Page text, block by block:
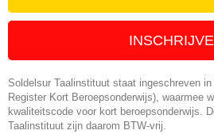
Soldelsur Taalinstituut staat ingeschreven in
Register Kort Beroepsonderwijs), waarmee
kwaliteitscode voor kort beroepsonderwijs.
Taalinstituut zijn daarom BTW-vrij.